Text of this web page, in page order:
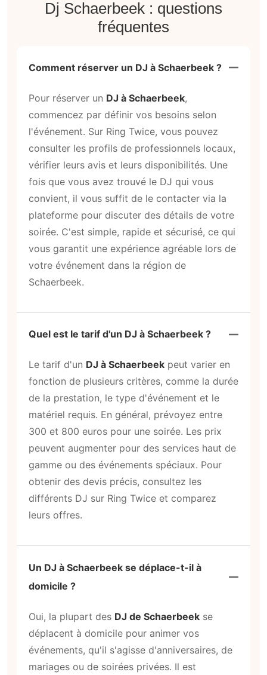
Dj Schaerbeek : questions
fréquentes
Comment réserver un DJ à Schaerbeek ?
Pour réserver un DJ à Schaerbeek,
commencez par définir vos besoins selon
l'événement. Sur Ring Twice, vous pouvez
consulter les profils de professionnels locaux,
vérifier leurs avis et leurs disponibilités. Une
fois que vous avez trouvé le DJ qui vous
convient, il vous suffit de le contacter via la
plateforme pour discuter des détails de votre
soirée. C'est simple, rapide et sécurisé, ce qui
vous garantit une expérience agréable lors de
votre événement dans la région de
Schaerbeek.
Quel est le tarif d'un DJ à Schaerbeek ?
Le tarif d'un DJ à Schaerbeek peut varier en
fonction de plusieurs critères, comme la durée
de la prestation, le type d'événement et le
matériel requis. En général, prévoyez entre
300 et 800 euros pour une soirée. Les prix
peuvent augmenter pour des services haut de
gamme ou des événements spéciaux. Pour
obtenir des devis précis, consultez les
différents DJ sur Ring Twice et comparez
leurs offres.
Un DJ à Schaerbeek se déplace-t-il à
domicile ?
Oui, la plupart des DJ de Schaerbeek se
déplacent à domicile pour animer vos
événements, qu'il s'agisse d'anniversaires, de
mariages ou de soirées privées. Il est